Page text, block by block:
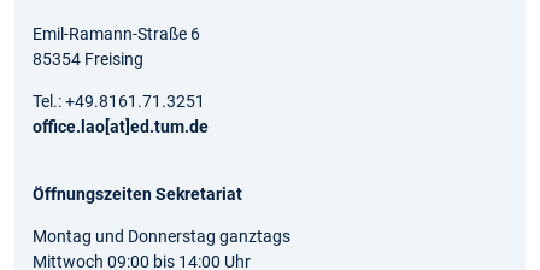
Emil-Ramann-Straße 6
85354 Freising
Tel.: +49.8161.71.3251
office.lao[at]ed.tum.de
Öffnungszeiten Sekretariat
Montag und Donnerstag ganztags
Mittwoch 09:00 bis 14:00 Uhr